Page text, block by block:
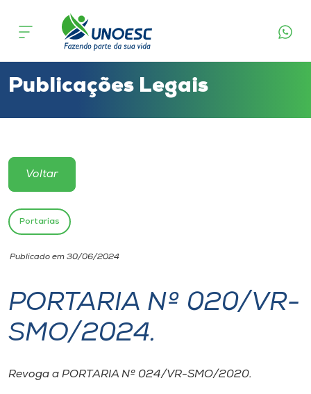
Cursos
Atendimento ao Estudante
Portal de Ensino
Unoesc
Internacionalização
I.nova
Diplomados
Publicações Legais
Voltar
Portarias
Publicado em 30/06/2024
PORTARIA Nº 020/VR-
SMO/2024.
Revoga a PORTARIA Nº 024/VR-SMO/2020.